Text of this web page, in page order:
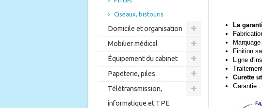
Ciseaux, bistouris
Domicile et organisation
Mobilier médical
Équipement du cabinet
Papeterie, piles
Télétransmission,
informatique et TPE
La
Finition
Ligne
Curette
Garantie :